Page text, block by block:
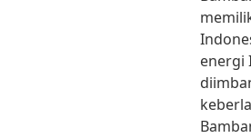
energi